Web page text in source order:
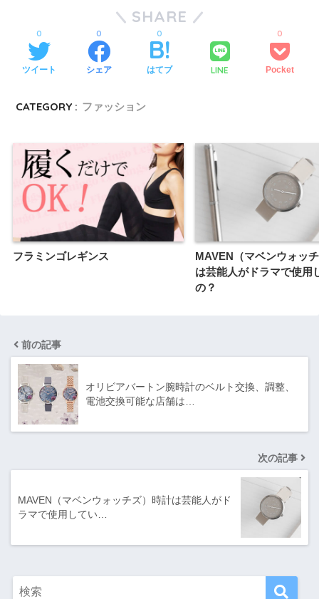
SHARE
ツイート
0
シェア
0
はてブ
0
LINE Pocket
0
CATEGORY : ファッション
フラミンゴレギンス
MAVEN（マベンウォッ
は芸能人がドラマで使用
の？
前の記事
オリビアバートン腕時計のベルト交換、調整、
電池交換可能な店舗は…
次の記事
MAVEN（マベンウォッチズ）時計は芸能人がド
ラマで使用してい…